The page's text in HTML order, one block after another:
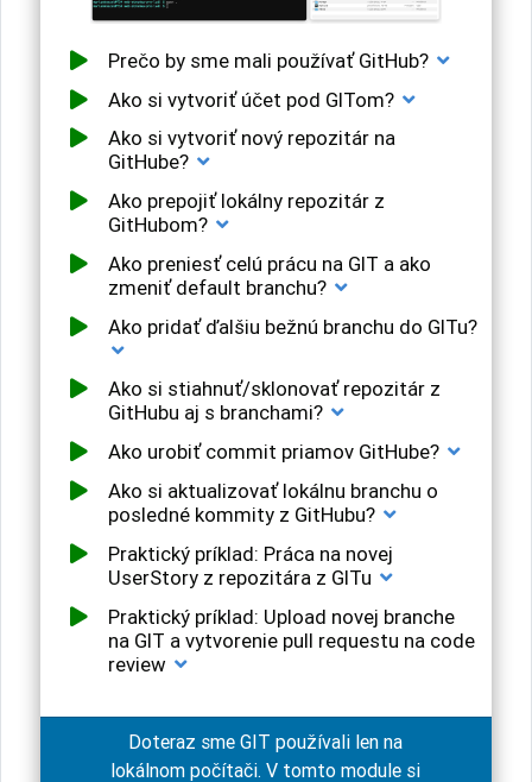
Prečo by sme mali používať GitHub?
Ako si vytvoriť účet pod GITom?
Ako si vytvoriť nový repozitár na
GitHube?
Ako prepojiť lokálny repozitár z
GitHubom?
Ako preniesť celú prácu na GIT a ako
zmeniť default branchu?
Ako pridať ďalšiu bežnú branchu do GITu?
Ako si stiahnuť/sklonovať repozitár z
GitHubu aj s branchami?
Ako urobiť commit priamov GitHube?
Ako si aktualizovať lokálnu branchu o
posledné kommity z GitHubu?
Praktický príklad: Práca na novej
UserStory z repozitára z GITu
Praktický príklad: Upload novej branche
na GIT a vytvorenie pull requestu na code
review
Doteraz sme GIT používali len na
lokálnom počítači. V tomto module si